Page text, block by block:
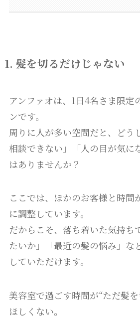
1. 髪を切るだけじゃない
アンファオは、1日4名さま限定
ンです。
周りに人が多い空間だと、どう
相談できない」「人の目が気に
はありませんか？
ここでは、ほかのお客様と時間
に調整しています。
だからこそ、落ち着いた気持ち
たいか」「最近の髪の悩み」な
していただけます。
美容室で過ごす時間が“ただ髪
ほしくない。